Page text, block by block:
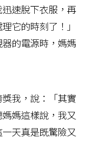
速脫下衣服，再
它的時刻了！」
的電源時，媽媽
我，說：「其實
媽這樣說，我又
天真是既驚險又